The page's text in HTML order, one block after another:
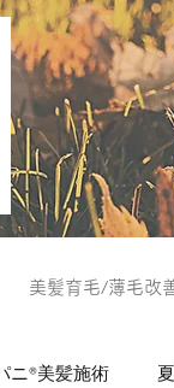
美髪育毛/薄毛改
ニ®美髪施術